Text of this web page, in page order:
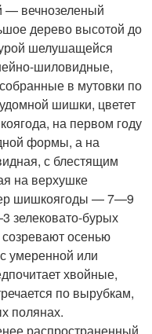
— вечнозеленый
дерево высотой до
шелушащейся
шиловидные,
в мутовки по
шишки, цветет
на первом году
формы, а на
с блестящим
на верхушке
шишкоягоды — 7—9
зелековато-бурых
осенью
умеренной или
хвойные,
по вырубкам,
полянах.